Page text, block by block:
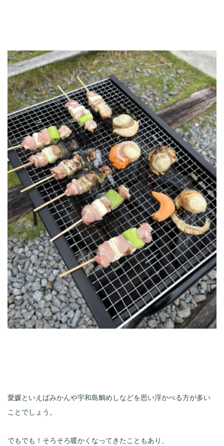
愛媛といえばみかんや宇和島鯛めしなどを思い浮かべる方が多い
でもでも！そろそろ暖かくなってきたこともあり、